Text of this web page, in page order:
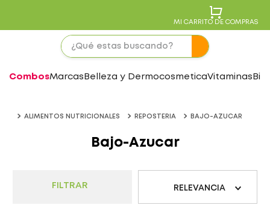
MI CARRITO DE COMPRAS
CombosMarcas Belleza y DermocosmeticaVitaminas
ALIMENTOS NUTRICIONALES REPOSTERIA BAJO-AZUCAR
Bajo-Azucar
FILTRAR RELEVANCIA